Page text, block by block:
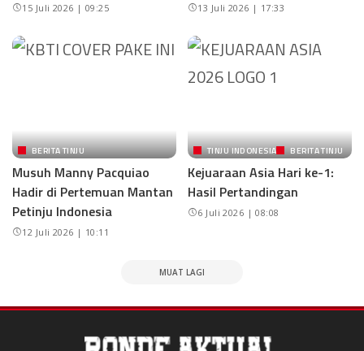
15 Juli 2026 | 09:25 13 Juli 2026 | 17:33
BERITA TINJU
Musuh Manny Pacquiao
Hadir di Pertemuan Mantan
Petinju Indonesia
12 Juli 2026 | 10:11
TINJU INDONESIA BERITA TINJU
Kejuaraan Asia Hari ke-1:
Hasil Pertandingan
6 Juli 2026 | 08:08
MUAT LAGI